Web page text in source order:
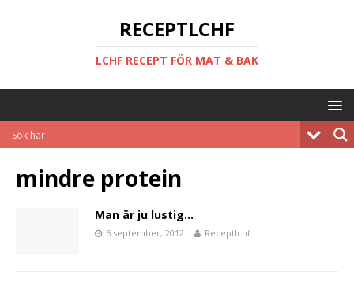
RECEPTLCHF
LCHF RECEPT FÖR MAT & BAK
mindre protein
Man är ju lustig…
6 september, 2012 Receptlchf